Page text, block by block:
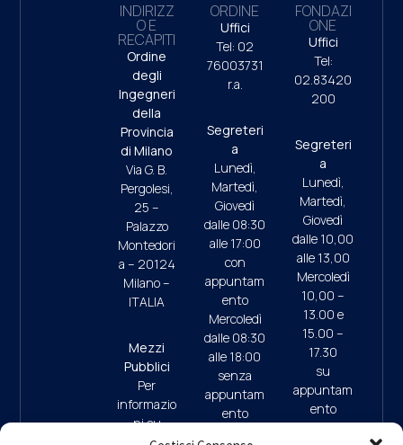
INDIRIZZ
O E
RECAPITI
Ordine
degli
Ingegneri
della
Provincia
di Milano
Via G. B.
Pergolesi,
25 –
Palazzo
Montedori
a – 20124
Milano –
ITALIA
Mezzi
Pubblici
Per
informazio
ni su
ORDINE
Uffici
Tel: 02
76003731
r.a.
Segreteri
a
Lunedì,
Martedì,
Giovedì
dalle 08:30
alle 17:00
con
appuntam
ento
Mercoledì
dalle 08:30
alle 18:00
senza
appuntam
ento
FONDAZI
ONE
Uffici
Tel:
02.83420
200
Segreteri
a
Lunedì,
Martedì,
Giovedì
dalle 10,00
alle 13,00
Mercoledì
10,00 –
13.00 e
15.00 –
17.30
su
appuntam
ento